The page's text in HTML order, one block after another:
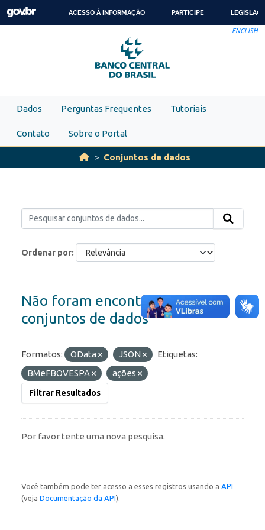
Skip to main content
PARA
O
CONTEÚDO
ACESSO À INFORMAÇÃO PARTICIPE
ENGLISH
Dados Perguntas Frequentes Tutoriais
Contato Sobre o Portal
Conjuntos de dados
Ordenar por
Não foram encontrados
conjuntos de dados
Formatos: OData JSON
Etiquetas:
BMeFBOVESPA
ações
Filtrar Resultados
Por favor tente uma nova pesquisa.
Você também pode ter acesso a esses registros usando a API
(veja Documentação da API).